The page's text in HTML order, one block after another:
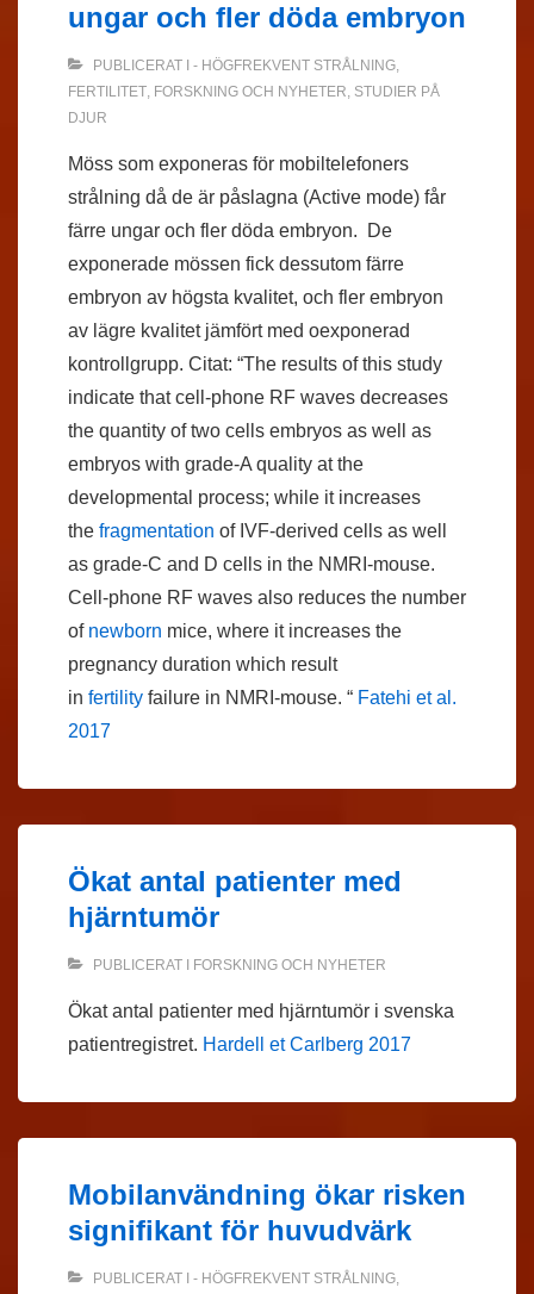
ungar och fler döda embryon
PUBLICERAT I - HÖGFREKVENT STRÅLNING,
FERTILITET, FORSKNING OCH NYHETER, STUDIER PÅ
DJUR
Möss som exponeras för mobiltelefoners
strålning då de är påslagna (Active mode) får
färre ungar och fler döda embryon. De
exponerade mössen fick dessutom färre
embryon av högsta kvalitet, och fler embryon
av lägre kvalitet jämfört med oexponerad
kontrollgrupp. Citat: “The results of this study
indicate that cell-phone RF waves decreases
the quantity of two cells embryos as well as
embryos with grade-A quality at the
developmental process; while it increases
the fragmentation of IVF-derived cells as well
as grade-C and D cells in the NMRI-mouse.
Cell-phone RF waves also reduces the number
of newborn mice, where it increases the
pregnancy duration which result
in fertilityfailure in NMRI-mouse. “ Fatehi et al.
2017
Ökat antal patienter med
hjärntumör
PUBLICERAT I FORSKNING OCH NYHETER
Ökat antal patienter med hjärntumör i svenska
patientregistret. Hardell et Carlberg 2017
Mobilanvändning ökar risken
signifikant för huvudvärk
PUBLICERAT I - HÖGFREKVENT STRÅLNING,